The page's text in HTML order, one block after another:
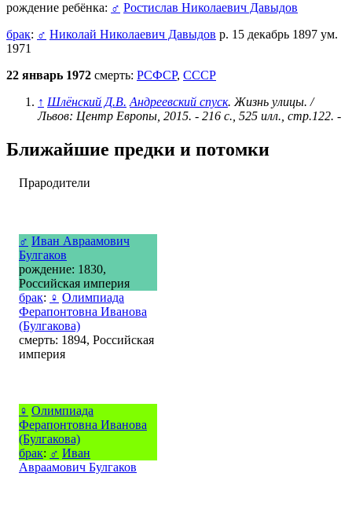
рождение ребёнка: ♂ Ростислав Николаевич Давыдов
брак: ♂ Николай Николаевич Давыдов р. 15 декабрь 1897 ум.
1971
22 январь 1972 смерть: РСФСР, СССР
↑ Шлёнский Д.В. Андреевский спуск. Жизнь улицы. /
Львов: Центр Европы, 2015. - 216 с., 525 илл., стр.122. -
Ближайшие предки и потомки
Прародители
♂ Иван Авраамович
Булгаков
рождение: 1830,
Российская империя
брак: ♀ Олимпиада
Ферапонтовна Иванова
(Булгакова)
смерть: 1894, Российская
империя
♀ Олимпиада
Ферапонтовна Иванова
(Булгакова)
брак: ♂ Иван
Авраамович Булгаков